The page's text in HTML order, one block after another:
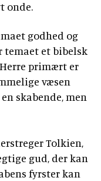
onde.
godhed og
temaet et bibelsk
primært er
væsen
skabende, men
Tolkien,
gud, der kan
fyrster kan